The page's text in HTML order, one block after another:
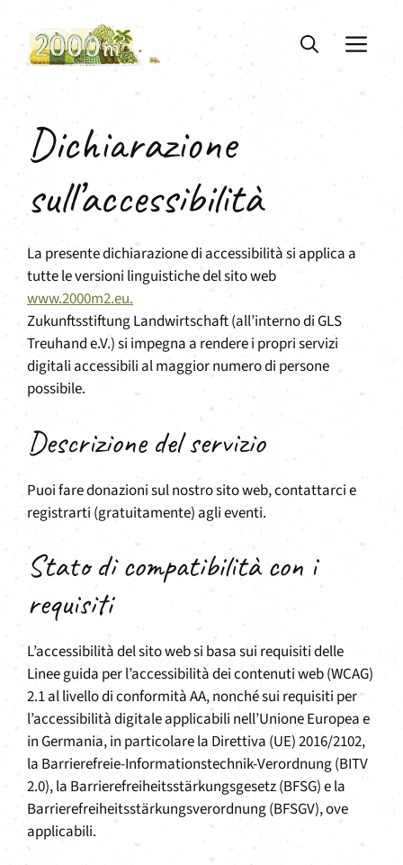
contenuto
Dichiarazione
sull’accessibilità
La presente dichiarazione di accessibilità si applica a
tutte le versioni linguistiche del sito web
www.2000m2.eu.
Zukunftsstiftung Landwirtschaft (all’interno di GLS
Treuhand e.V.) si impegna a rendere i propri servizi
digitali accessibili al maggior numero di persone
possibile.
Descrizione del servizio
Puoi fare donazioni sul nostro sito web, contattarci e
registrarti (gratuitamente) agli eventi.
Stato di compatibilità con i
requisiti
L’accessibilità del sito web si basa sui requisiti delle
Linee guida per l’accessibilità dei contenuti web (WCAG)
2.1 al livello di conformità AA, nonché sui requisiti per
l’accessibilità digitale applicabili nell’Unione Europea e
in Germania, in particolare la Direttiva (UE) 2016/2102,
la Barrierefreie-Informationstechnik-Verordnung (BITV
2.0), la Barrierefreiheitsstärkungsgesetz (BFSG) e la
Barrierefreiheitsstärkungsverordnung (BFSGV), ove
applicabili.